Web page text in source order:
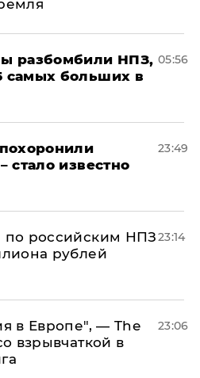
разбомбили НПЗ,
самых больших в
05:56
стало известно
23:49
по российским НПЗ
рублей
23:14
в Европе", — The
взрывчаткой в
23:06